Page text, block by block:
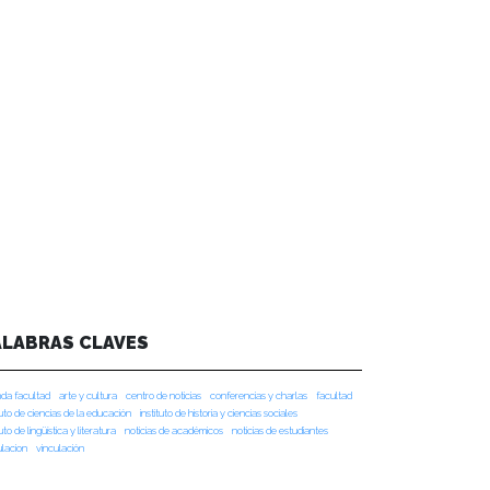
CLAVES
facultad arte y cultura centro de noticias conferencias y charlas
facultad
de ciencias de la educación
instituto de historia y ciencias sociales
de lingüística y literatura
noticias de académicos
noticias de estudiantes
vinculación